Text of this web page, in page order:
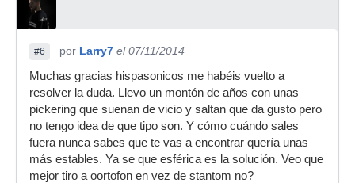
#6 por Larry7 el 07/11/2014
Muchas gracias hispasonicos me habéis vuelto a
resolver la duda. Llevo un montón de años con unas
pickering que suenan de vicio y saltan que da gusto pero
no tengo idea de que tipo son. Y cómo cuándo sales
fuera nunca sabes que te vas a encontrar quería unas
más estables. Ya se que esférica es la solución. Veo que
mejor tiro a oortofon en vez de stantom no?